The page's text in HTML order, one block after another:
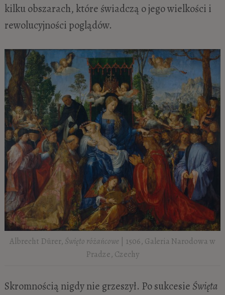
kilku obszarach, które świadczą o jego wielkości i
rewolucyjności poglądów.
Albrecht Dürer, Święto różańcowe | 1506, Galeria Narodowa w
Pradze, Czechy
Skromnością nigdy nie grzeszył. Po sukcesie Święta